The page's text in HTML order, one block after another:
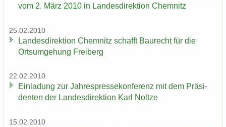
vom 2. März 2010 in Lan­des­di­rek­ti­on Chem­nitz
25.02.2010
Lan­des­di­rek­ti­on Chem­nitz schafft Bau­recht für die
Orts­um­ge­hung Frei­berg
22.02.2010
Ein­la­dung zur Jah­res­pres­se­kon­fe­renz mit dem Prä­si­
den­ten der Lan­des­di­rek­ti­on Karl Nolt­ze
15.02.2010